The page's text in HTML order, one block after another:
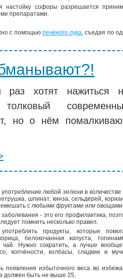
настойку софоры разрешается
препаратами.
с помощью печёного лука, съедая по
раз хотят нажиться
но о нём
любой зелени в количестве
шпинат, кинза, сельдерей,
с любыми фруктами или
- это его профилактика,
помнить несколько правил.
продукты, которые
белокочанная капуста,
чай. Нужно сократить, а лучше
копчёности, колбасы, сладкие и
появления избыточного веса во
должен быть не выше 25.